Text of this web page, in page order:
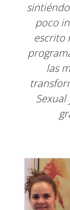
poco
escrito
las
Sexual